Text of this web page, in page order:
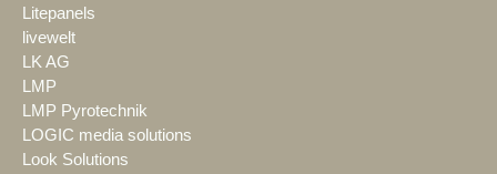
Litepanels
livewelt
LK AG
LMP
LMP Pyrotechnik
LOGIC media solutions
Look Solutions